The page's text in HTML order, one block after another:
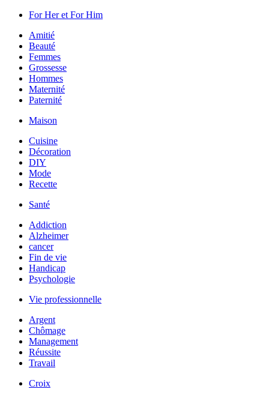
For Her et For Him
Amitié
Beauté
Femmes
Grossesse
Hommes
Maternité
Paternité
Maison
Cuisine
Décoration
DIY
Mode
Recette
Santé
Addiction
Alzheimer
cancer
Fin de vie
Handicap
Psychologie
Vie professionnelle
Argent
Chômage
Management
Réussite
Travail
Croix